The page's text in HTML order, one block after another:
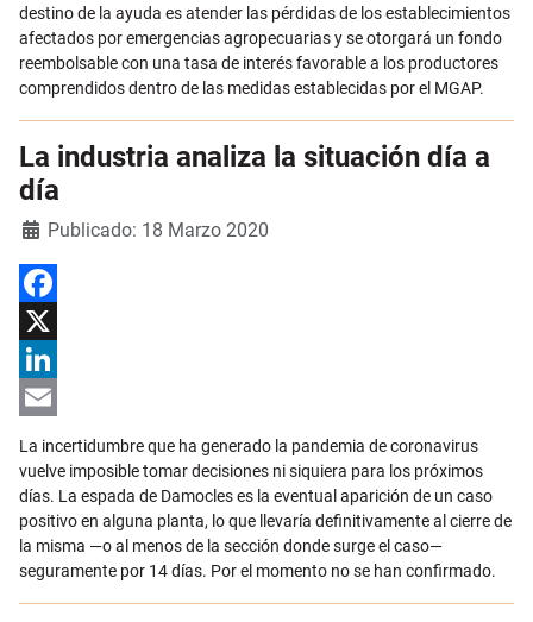
destino de la ayuda es atender las pérdidas de los establecimientos
afectados por emergencias agropecuarias y se otorgará un fondo
reembolsable con una tasa de interés favorable a los productores
comprendidos dentro de las medidas establecidas por el MGAP.
La industria analiza la situación día a
día
DetallesPublicado: 18 Marzo 2020
Facebook
X
LinkedIn
Email
La incertidumbre que ha generado la pandemia de coronavirus
vuelve imposible tomar decisiones ni siquiera para los próximos
días. La espada de Damocles es la eventual aparición de un caso
positivo en alguna planta, lo que llevaría definitivamente al cierre de
la misma —o al menos de la sección donde surge el caso—
seguramente por 14 días. Por el momento no se han confirmado.